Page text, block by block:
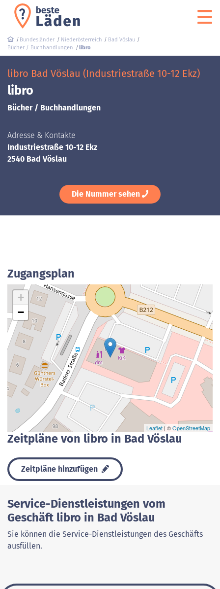
Bundesländer Niederösterreich
Bad Vöslau
Bücher / Buchhandlungen
libro
libro Bad Vöslau (Industriestraße 10-12 Ekz)
libro
Bücher / Buchhandlungen
Adresse & Kontakte
Industriestraße 10-12 Ekz
2540 Bad Vöslau
Die Nummer sehen
Zugangsplan
+
−
Leaflet | ©OpenStreetMap
Zeitpläne von libro in Bad Vöslau
Zeitpläne hinzufügen
Service-Dienstleistungen vom
Geschäft libro in Bad Vöslau
Sie können die Service-Dienstleistungen des Geschäfts
ausfüllen.